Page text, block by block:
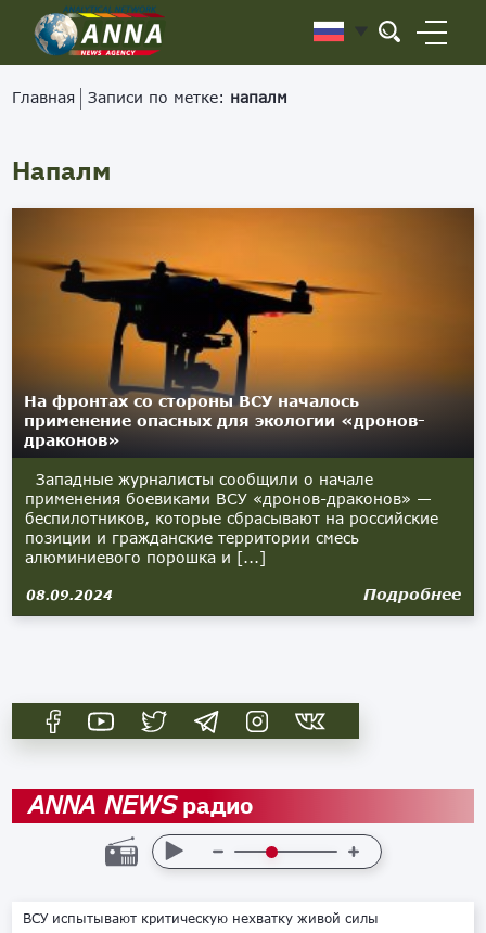
Главная Записи по метке: напалм
Напалм
На фронтах со стороны ВСУ началось
применение опасных для экологии «дронов-
драконов»
Западные журналисты сообщили о начале
применения боевиками ВСУ «дронов-драконов» —
беспилотников, которые сбрасывают на российские
позиции и гражданские территории смесь
алюминиевого порошка и [...]
08.09.2024 Подробнее
ANNA NEWSрадио
ВСУ испытывают критическую нехватку живой силы